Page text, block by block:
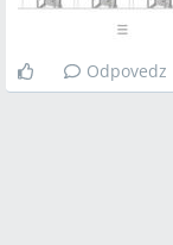
Odpovedz